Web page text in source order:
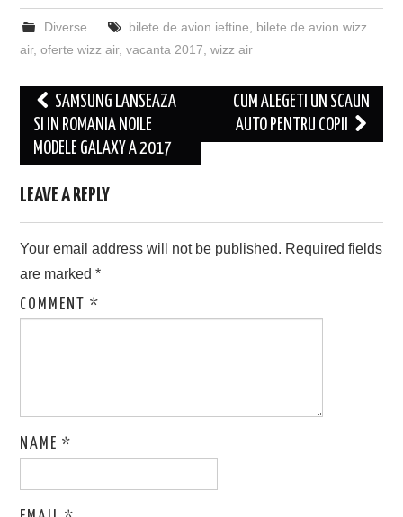
Diverse bilete de avion ieftine
bilete de avion wizz
air,oferte wizz air,vacanta 2017 ,wizz air
Post
navigation
SAMSUNG LANSEAZA
SI IN ROMANIA NOILE
MODELE GALAXY A 2017
CUM ALEGETI UN SCAUN
AUTO PENTRU COPII
LEAVE A REPLY
Your email address will not be published. Required fields
are marked*
COMMENT*
NAME*